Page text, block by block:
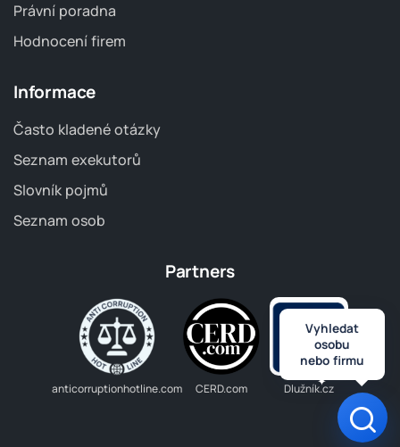
Právní poradna
Hodnocení firem
Informace
Často kladené otázky
Seznam exekutorů
Slovník pojmů
Seznam osob
Partners
anticorruptionhotline.com CERD.com Dlužník.cz
Vyhledat
osobu
nebo firmu